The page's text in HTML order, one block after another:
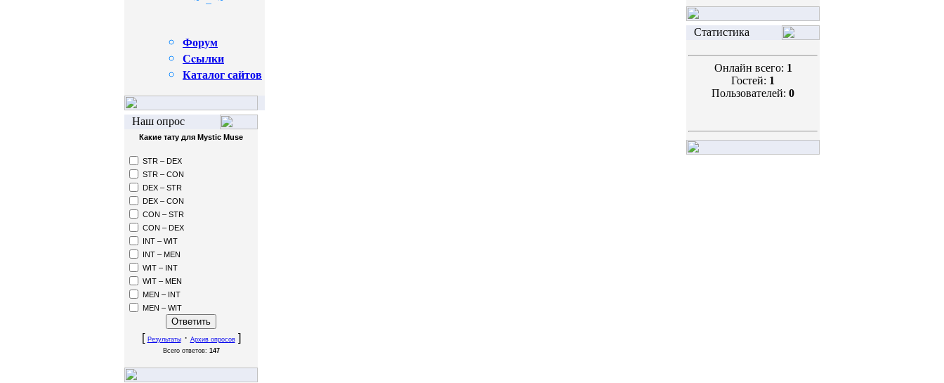
Форум
Сcылки
Каталог сайтов
Наш опрос
Какие тату для Mystic Muse
STR – DEX
STR – CON
DEX – STR
DEX – CON
CON – STR
CON – DEX
INT – WIT
INT – MEN
WIT – INT
WIT – MEN
MEN – INT
MEN – WIT
[ Результаты· Архив опросов]
Всего ответов: 147
Статистика
Онлайн всего: 1
Гостей: 1
Пользователей: 0